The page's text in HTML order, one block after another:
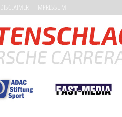
DISCLAIMER IMPRESSUM